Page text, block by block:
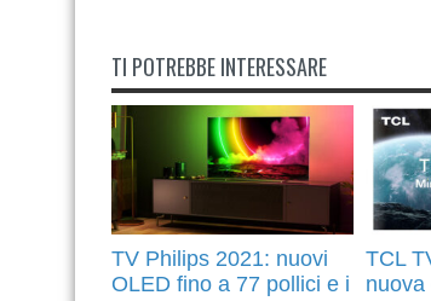
TI POTREBBE INTERESSARE
TV Philips 2021: nuovi
OLED fino a 77 pollici e i
TCL
nuova